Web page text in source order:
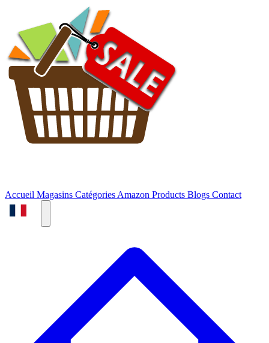
Accueil Magasins Catégories Amazon Products Blogs Contact